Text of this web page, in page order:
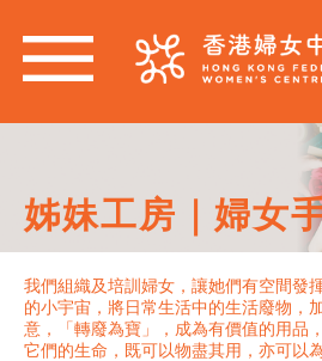
姊妹工房｜婦女
我們組織及培訓婦女，讓她們有空間發
的小宇宙，將日常生活中的生活廢物，
意，「轉廢為寶」，成為有價值的用品
它們的生命，既可以物盡其用，亦可以